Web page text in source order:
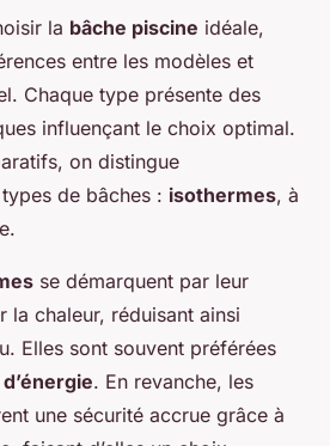
la bâche piscine idéale,
entre les modèles et
Chaque type présente des
influençant le choix optimal.
on distingue
de bâches : isothermes, à
se démarquent par leur
la chaleur, réduisant ainsi
Elles sont souvent préférées
. En revanche, les
une sécurité accrue grâce à